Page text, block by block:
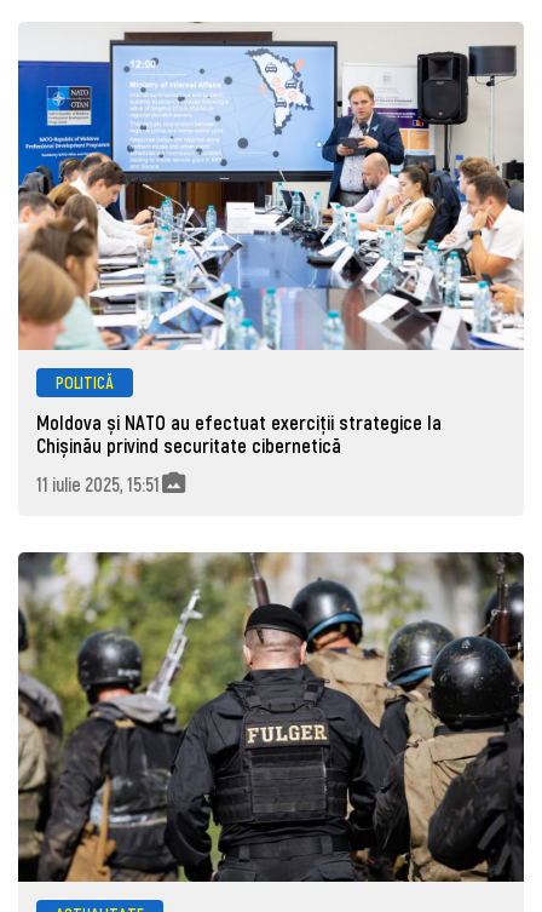
POLITICĂ
Moldova și NATO au efectuat exerciții strategice la
Chișinău privind securitate cibernetică
11 iulie 2025, 15:51